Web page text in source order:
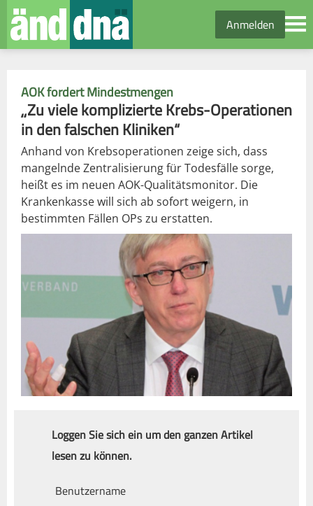
Anmelden
AOK fordert Mindestmengen
„Zu viele komplizierte Krebs-Operationen
in den falschen Kliniken“
Anhand von Krebsoperationen zeige sich, dass
mangelnde Zentralisierung für Todesfälle sorge,
heißt es im neuen AOK-Qualitätsmonitor. Die
Krankenkasse will sich ab sofort weigern, in
bestimmten Fällen OPs zu erstatten.
Loggen Sie sich ein um den ganzen Artikel
lesen zu können.